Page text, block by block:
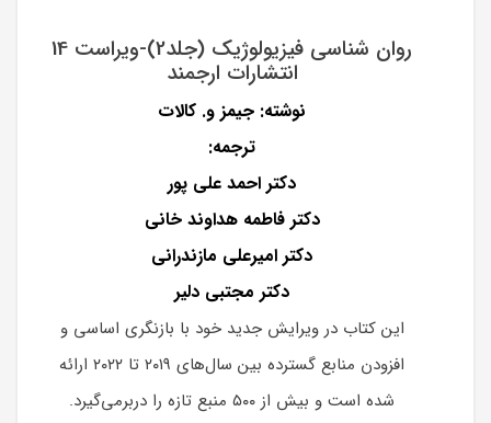
روان شناسی فیزیولوژیک (جلد2)-ویراست 14
انتشارات ارجمند
نوشته: جیمز و. کالات
ترجمه:
دکتر احمد علی پور
دکتر فاطمه هداوند خانی
دکتر امیرعلی مازندرانی
دکتر مجتبی دلیر
این کتاب در ویرایش جدید خود با بازنگری اساسی و
افزودن منابع گسترده بین سال‌های ۲۰۱۹ تا ۲۰۲۲ ارائه
شده است و بیش از ۵۰۰ منبع تازه را دربرمی‌گیرد.